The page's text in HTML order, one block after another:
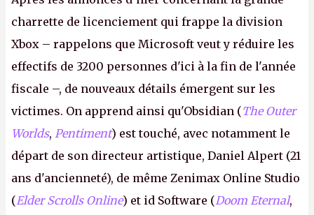
charrette de licenciement qui frappe la division
Xbox – rappelons que Microsoft veut y réduire les
effectifs de 3200 personnes d'ici à la fin de l'année
fiscale –, de nouveaux détails émergent sur les
victimes. On apprend ainsi qu'Obsidian (The Outer
Worlds, Pentiment) est touché, avec notamment le
départ de son directeur artistique, Daniel Alpert (21
ans d'ancienneté), de même Zenimax Online Studio
(Elder Scrolls Online) et id Software (Doom Eternal,